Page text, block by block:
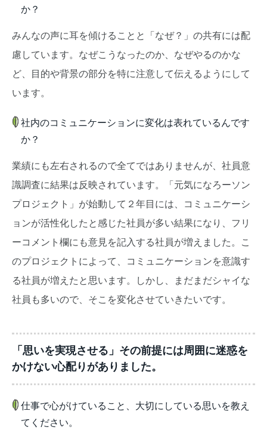
か？
みんなの声に耳を傾けることと「なぜ？」の共有には配
慮しています。なぜこうなったのか、なぜやるのかな
ど、目的や背景の部分を特に注意して伝えるようにして
います。
社内のコミュニケーションに変化は表れているんです
か？
業績にも左右されるので全てではありませんが、社員意
識調査に結果は反映されています。「元気になろーソン
プロジェクト」が始動して２年目には、コミュニケーシ
ョンが活性化したと感じた社員が多い結果になり、フリ
ーコメント欄にも意見を記入する社員が増えました。こ
のプロジェクトによって、コミュニケーションを意識す
る社員が増えたと思います。しかし、まだまだシャイな
社員も多いので、そこを変化させていきたいです。
「思いを実現させる」その前提には周囲に迷惑を
かけない心配りがありました。
仕事で心がけていること、大切にしている思いを教え
てください。